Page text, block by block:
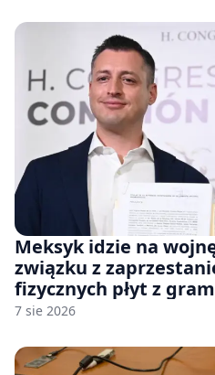
Meksyk idzie na
związku z
fizycznych płyt z
7 sie 2026